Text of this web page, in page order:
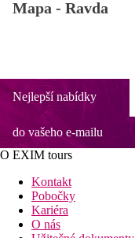
Mapa - Ravda
Nejlepší nabídky
do vašeho e-mailu
O EXIM tours
Kontakt
Pobočky
Kariéra
O nás